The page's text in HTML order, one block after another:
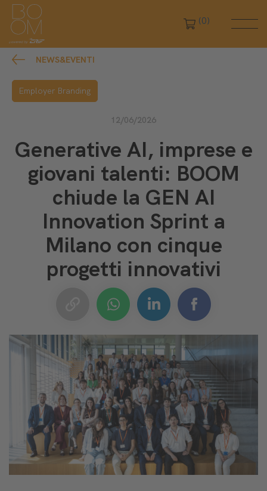
(0)
NEWS&EVENTI
Employer Branding
12/06/2026
Generative AI, imprese e
giovani talenti: BOOM
chiude la GEN AI
Innovation Sprint a
Milano con cinque
progetti innovativi